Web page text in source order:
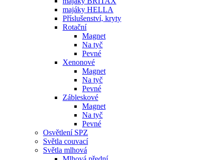
majáky HELLA
Příslušenství, kryty
Rotační
Magnet
Na tyč
Pevné
Xenonové
Magnet
Na tyč
Pevné
Zábleskové
Magnet
Na tyč
Pevné
Osvětlení SPZ
Světla couvací
Světla mlhová